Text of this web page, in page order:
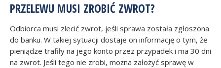
PRZELEWU MUSI ZROBIĆ ZWROT?
Odbiorca musi zlecić zwrot, jeśli sprawa została zgłoszona
do banku. W takiej sytuacji dostaje on informację o tym, że
pieniądze trafiły na jego konto przez przypadek i ma 30 dni
na zwrot. Jeśli tego nie zrobi, można założyć sprawę w